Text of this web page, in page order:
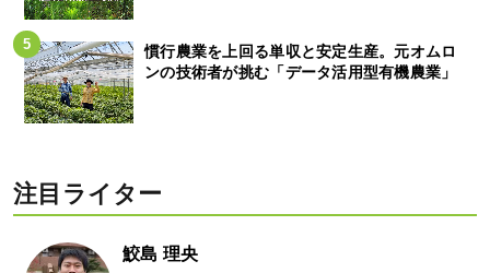
慣行農業を上回る単収と安定生産。元オムロ
ンの技術者が挑む「データ活用型有機農業」
注目ライター
鮫島 理央